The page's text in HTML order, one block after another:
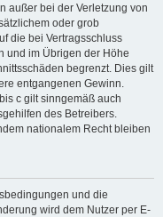
außer bei der Verletzung von
oder grob
die bei Vertragsschluss
und im Übrigen der Höhe
begrenzt. Dies gilt
entgangenen Gewinn.
c gilt sinngemäß auch
des Betreibers.
nationalem Recht bleiben
und die
wird dem Nutzer per E-